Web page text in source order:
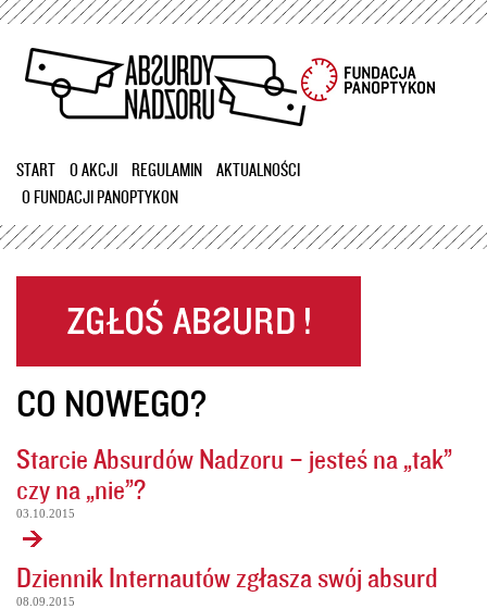
Przejdź
treści
START O AKCJI REGULAMIN
AKTUALNOŚCI
O FUNDACJI PANOPTYKON
CO NOWEGO?
Starcie Absurdów Nadzoru – jesteś na „tak”
czy na „nie”?
03.10.2015
Dziennik Internautów zgłasza swój absurd
08.09.2015